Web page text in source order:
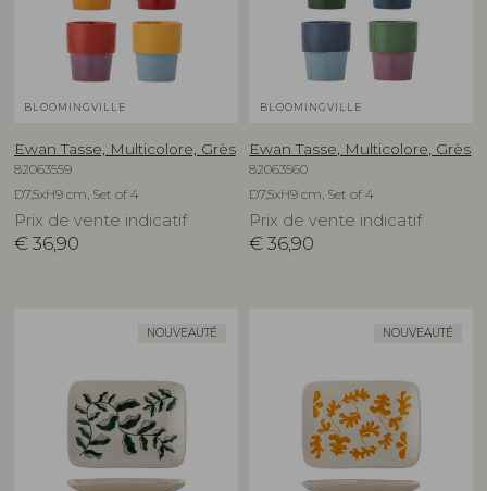
BLOOMINGVILLE
Ewan Tasse, Multicolore, Grès
82063559
D7,5xH9 cm, Set of 4
Prix de vente indicatif
€ 36,90
BLOOMINGVILLE
Ewan Tasse, Multicolore, Grès
82063560
D7,5xH9 cm, Set of 4
Prix de vente indicatif
€ 36,90
NOUVEAUTÉ NOUVEAUTÉ